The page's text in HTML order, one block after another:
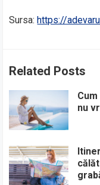
Sursa:https://
Related Posts
nu